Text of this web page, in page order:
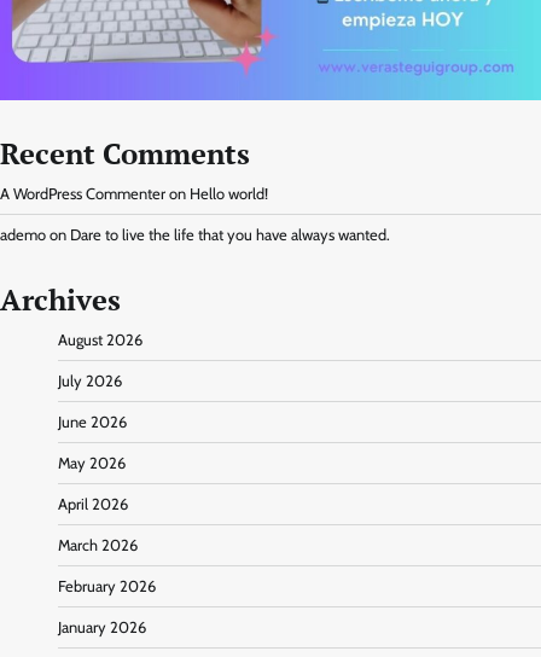
Recent Comments
A WordPress Commenter on Hello world!
ademo on Dare to live the life that you have always wanted.
Archives
August 2026
July 2026
June 2026
May 2026
April 2026
March 2026
February 2026
January 2026